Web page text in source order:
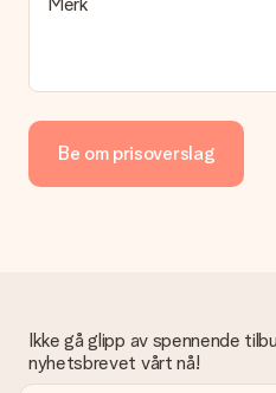
Be om prisoverslag
Ikke gå glipp av spennende
nyhetsbrevet vårt nå!